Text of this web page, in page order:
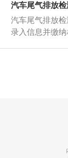
失效、破损就需
压包等点火系
标，火花塞工况
坏，就不能判
在寒冷的季节
汽车将燃烧后
冷却后形成水
的性能和排气
汽车尾气排放
汽车尾气排放
录入信息并缴
结果由系统上